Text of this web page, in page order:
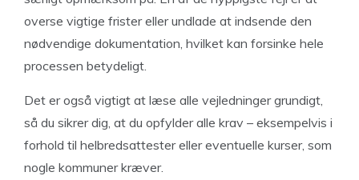
overse vigtige frister eller undlade at indsende den
nødvendige dokumentation, hvilket kan forsinke hele
processen betydeligt.
Det er også vigtigt at læse alle vejledninger grundigt,
så du sikrer dig, at du opfylder alle krav – eksempelvis i
forhold til helbredsattester eller eventuelle kurser, som
nogle kommuner kræver.